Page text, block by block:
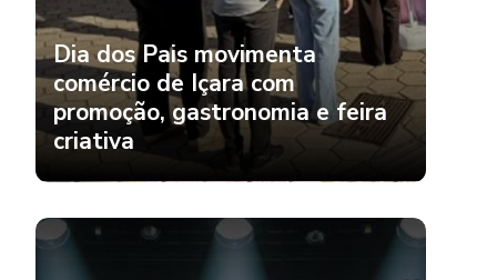
Dia dos Pais movimenta
comércio de Içara com
promoção, gastronomia e feira
criativa